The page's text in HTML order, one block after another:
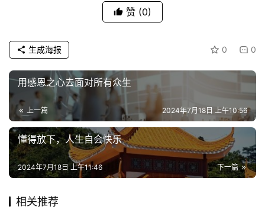
赞 (0)
0 0
生成海报
用感恩之心去面对所有众生
上一篇 2024年7月18日 上午10:56
懂得放下，人生自会快乐
下一篇
2024年7月18日 上午11:46
相关推荐